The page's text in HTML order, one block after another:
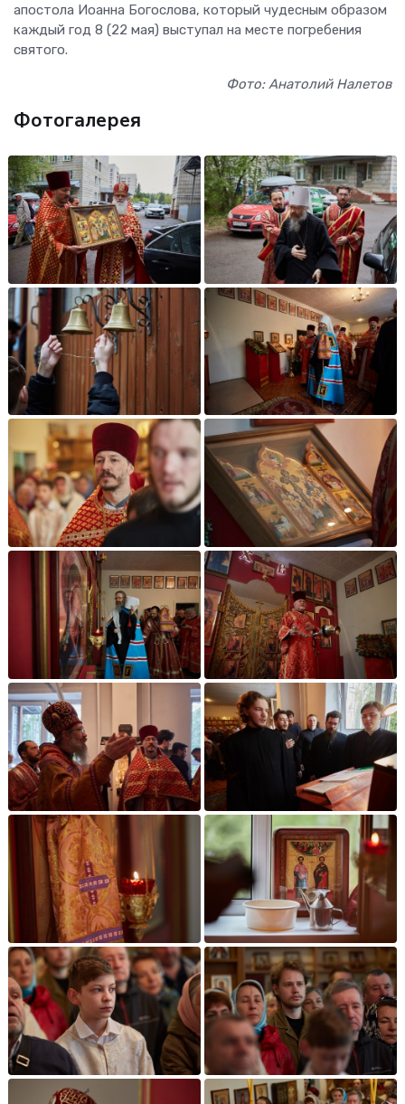
апостола Иоанна Богослова, который чудесным образом
каждый год 8 (22 мая) выступал на месте погребения
святого.
Фото: Анатолий Налетов
Фотогалерея